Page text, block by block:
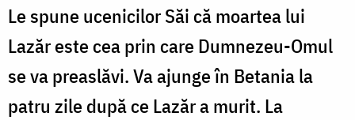
Le spune ucenicilor Săi că moartea lui
Lazăr este cea prin care Dumnezeu-Omul
se va preaslăvi. Va ajunge în Betania la
patru zile după ce Lazăr a murit. La